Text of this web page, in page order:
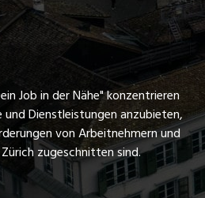
Job in der Nähe" konzentrieren
Dienstleistungen anzubieten,
von Arbeitnehmern und
zugeschnitten sind.